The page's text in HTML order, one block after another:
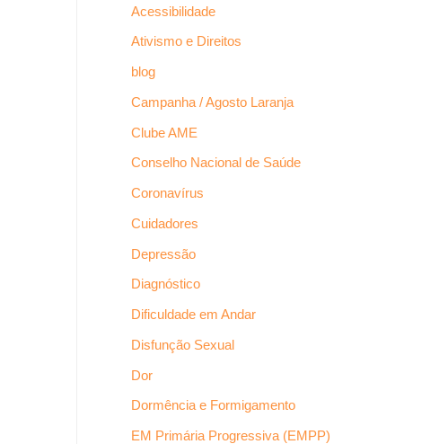
Acessibilidade
Ativismo e Direitos
blog
Campanha / Agosto Laranja
Clube AME
Conselho Nacional de Saúde
Coronavírus
Cuidadores
Depressão
Diagnóstico
Dificuldade em Andar
Disfunção Sexual
Dor
Dormência e Formigamento
EM Primária Progressiva (EMPP)